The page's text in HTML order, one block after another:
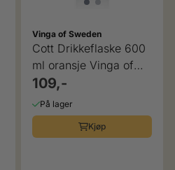
Vinga of Sweden
Cott Drikkeflaske 600
ml oransje Vinga of
Sweden
109,-
På lager
Kjøp